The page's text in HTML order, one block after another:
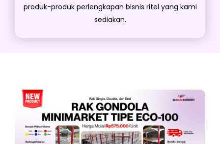
produk-produk perlengkapan bisnis ritel yang kami
sediakan.